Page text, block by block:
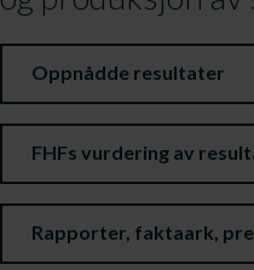
Oppnådde resultater
FHFs vurdering av
Rapporter, faktaark,